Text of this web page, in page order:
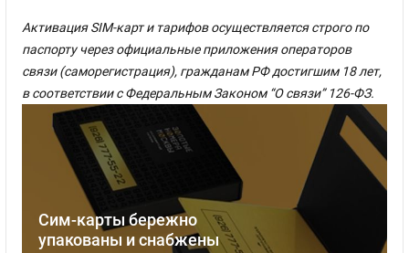
Сим-карты бережно
упакованы и снабжены
Активация SIM-карт и тарифов осуществляется строго по
паспорту через официальные приложения операторов
связи (саморегистрация), гражданам РФ достигшим 18 лет,
в соответствии с Федеральным Законом “О связи” 126-ФЗ.